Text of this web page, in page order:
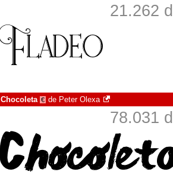
21.262
Chocoleta € de Peter Olexa
78.031